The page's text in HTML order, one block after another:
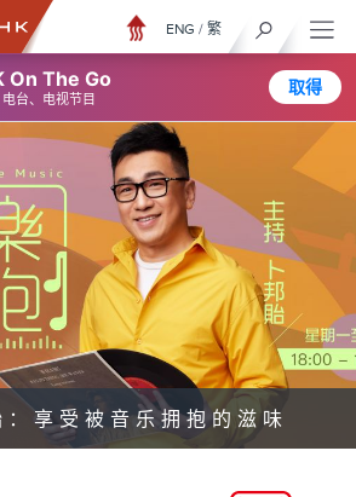
On The Go
台、电视节目
取得
ENG / 繁
：享受被音乐拥抱的滋味